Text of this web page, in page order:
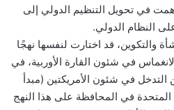
في تحويل التنظيم الدولي إلى
النظام الدولي.
والتكوين، قد اختارت لنفسها نهجًا
في شئون القارة الأوربية، في
التدخل في شئون الأمريكتين (مبدأ
المتحدة في المحافظة على هذا النهج